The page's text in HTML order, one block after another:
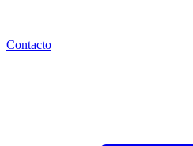
Contacto